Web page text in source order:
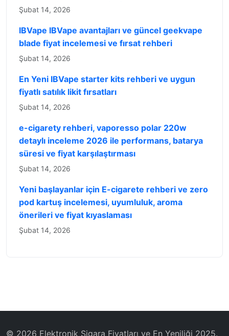
Şubat 14, 2026
IBVape IBVape avantajları ve güncel geekvape
blade fiyat incelemesi ve fırsat rehberi
Şubat 14, 2026
En Yeni IBVape starter kits rehberi ve uygun
fiyatlı satılık likit fırsatları
Şubat 14, 2026
e-cigarety rehberi, vaporesso polar 220w
detaylı inceleme 2026 ile performans, batarya
süresi ve fiyat karşılaştırması
Şubat 14, 2026
Yeni başlayanlar için E-cigarete rehberi ve zero
pod kartuş incelemesi, uyumluluk, aroma
önerileri ve fiyat kıyaslaması
Şubat 14, 2026
© 2026 Elektronik Sigara Fiyatları ve En Yeniliği 2025.